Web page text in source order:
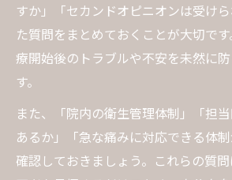
すか」「セカンドオピニオンは受け
た質問をまとめておくことが大切で
療開始後のトラブルや不安を未然に
す。
また、「院内の衛生管理体制」「担
あるか」「急な痛みに対応できる体
確認しておきましょう。これらの質